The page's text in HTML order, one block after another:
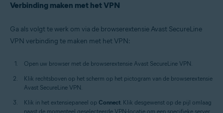
Verbinding maken met het VPN
Ga als volgt te werk om via de browserextensie Avast SecureLine
VPN verbinding te maken met het VPN:
Open uw browser met de browserextensie Avast SecureLine VPN.
Klik rechtsboven op het scherm op het pictogram van de browserextensie
Avast SecureLine VPN.
Klik in het extensiepaneel op Connect. Klik desgewenst op de pijl omlaag
naast de momenteel geselecteerde VPN-locatie om een specifieke server